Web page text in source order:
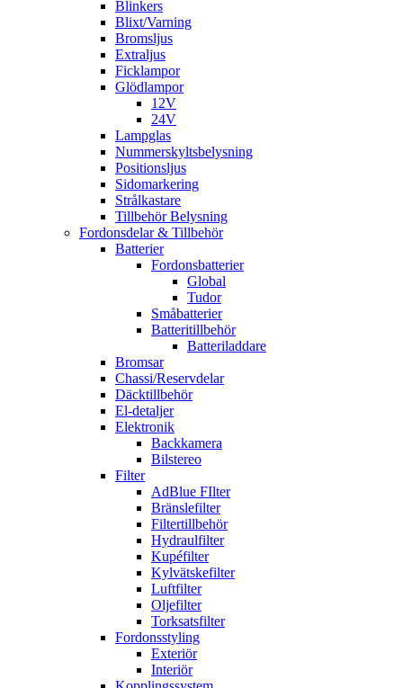
Blinkers
Blixt/Varning
Bromsljus
Extraljus
Ficklampor
Glödlampor
12V
24V
Lampglas
Nummerskyltsbelysning
Positionsljus
Sidomarkering
Strålkastare
Tillbehör Belysning
Fordonsdelar & Tillbehör
Batterier
Fordonsbatterier
Global
Tudor
Småbatterier
Batteritillbehör
Batteriladdare
Bromsar
Chassi/Reservdelar
Däcktillbehör
El-detaljer
Elektronik
Backkamera
Bilstereo
Filter
AdBlue FIlter
Bränslefilter
Filtertillbehör
Hydraulfilter
Kupéfilter
Kylvätskefilter
Luftfilter
Oljefilter
Torksatsfilter
Fordonsstyling
Exteriör
Interiör